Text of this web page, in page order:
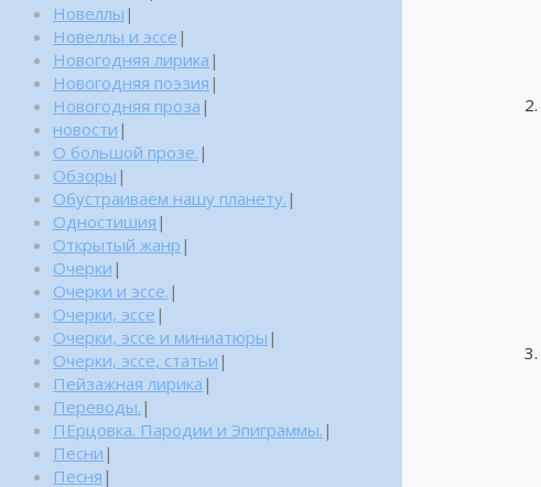
Новеллы |
Новеллы и эссе |
Новогодняя лирика |
Новогодняя поэзия |
Новогодняя проза |
новости |
О большой прозе. |
Обзоры |
Обустраиваем нашу планету. |
Одностишия |
Открытый жанр |
Очерки |
Очерки и эссе. |
Очерки, эссе |
Очерки, эссе и миниатюры |
Очерки, эссе, статьи |
Пейзажная лирика |
Переводы. |
ПЕрцовка. Пародии и Эпиграммы. |
Песни |
Песня |